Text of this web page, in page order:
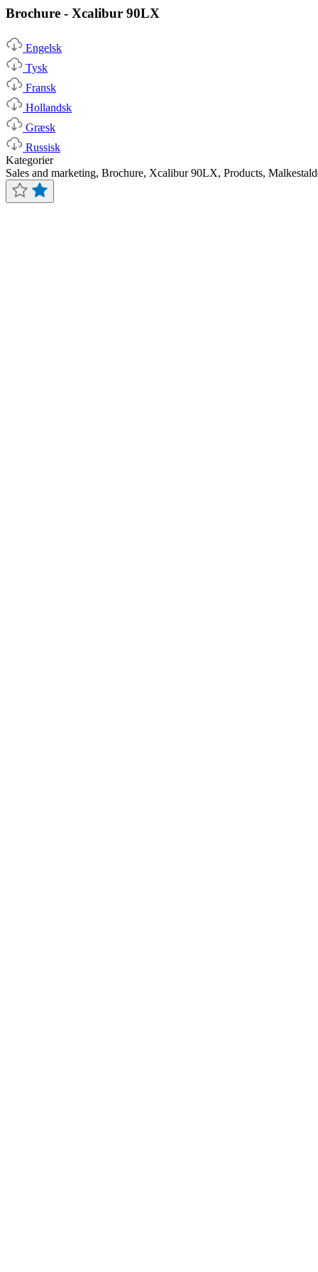
Brochure - Xcalibur 90LX
Engelsk
Tysk
Fransk
Hollandsk
Græsk
Russisk
Kategorier
Sales and marketing, Brochure, Xcalibur 90LX, Products,